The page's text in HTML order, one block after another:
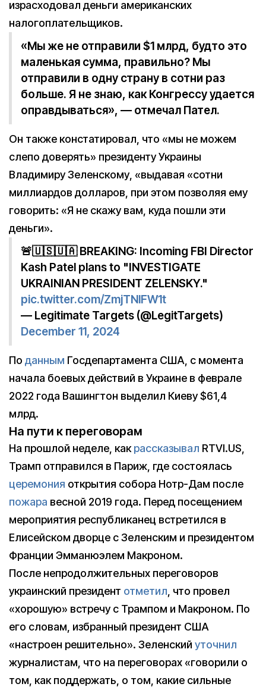
израсходовал деньги американских
налогоплательщиков.
«Мы же не отправили $1 млрд, будто это
маленькая сумма, правильно? Мы
отправили в одну страну в сотни раз
больше. Я не знаю, как Конгрессу удается
оправдываться», — отмечал Пател.
Он также констатировал, что «мы не можем
слепо доверять» президенту Украины
Владимиру Зеленскому, «выдавая «сотни
миллиардов долларов, при этом позволяя ему
говорить: «Я не скажу вам, куда пошли эти
деньги».
🚨🇺🇸🇺🇦 BREAKING: Incoming FBI Director
Kash Patel plans to "INVESTIGATE
UKRAINIAN PRESIDENT ZELENSKY."
pic.twitter.com/ZmjTNlFW1t
— Legitimate Targets (@LegitTargets)
December 11, 2024
По данным Госдепартамента США, с момента
начала боевых действий в Украине в феврале
2022 года Вашингтон выделил Киеву $61,4
млрд.
На пути к переговорам
На прошлой неделе, какрассказывал RTVI.US,
Трамп отправился в Париж, где состоялась
церемония открытия собора Нотр-Дам после
пожара весной 2019 года. Перед посещением
мероприятия республиканец встретился в
Елисейском дворце с Зеленским и президентом
Франции Эмманюэлем Макроном.
После непродолжительных переговоров
украинский президент отметил, что провел
«хорошую» встречу с Трампом и Макроном. По
его словам, избранный президент США
«настроен решительно». Зеленский уточнил
журналистам, что на переговорах «говорили о
том, как поддержать, о том, какие сильные